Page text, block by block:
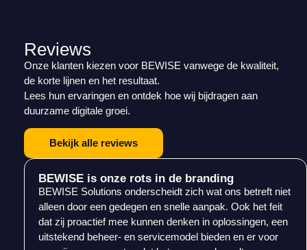
BEWISE is onze rots in de branding
BEWISE Solutions onderscheidt zich wat ons betreft niet
alleen door een gedegen en snelle aanpak. Ook het feit
dat zij proactief mee kunnen denken in oplossingen, een
uitstekend beheer- en servicemodel bieden en er voor
Reviews
Onze klanten kiezen voor BEWISE vanwege de kwaliteit,
de korte lijnen en het resultaat.
Lees hun ervaringen en ontdek hoe wij bijdragen aan
duurzame digitale groei.
Bekijk alle reviews